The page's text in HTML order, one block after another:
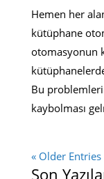
Hemen her
kütüphane
otomasyonun
Bu
kaybolması
« Older Entries
Son